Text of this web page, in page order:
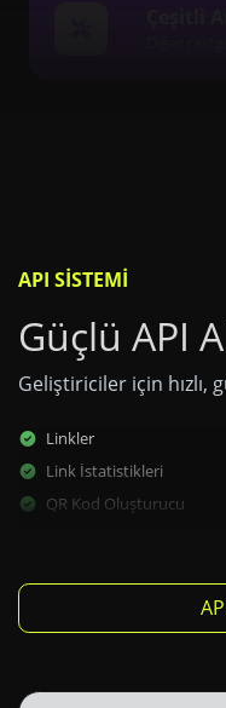
API SISTEMI
Güçlü API
Geliştiriciler için hızlı,
Linkler
Link İstatistikleri
QR Kod Oluşturucu